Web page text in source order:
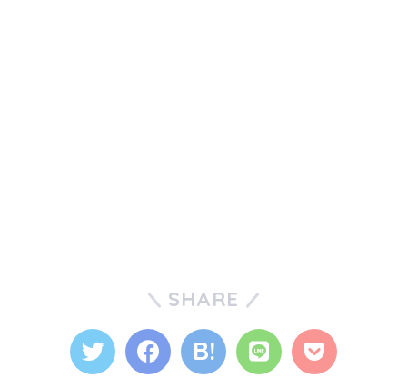
SHARE